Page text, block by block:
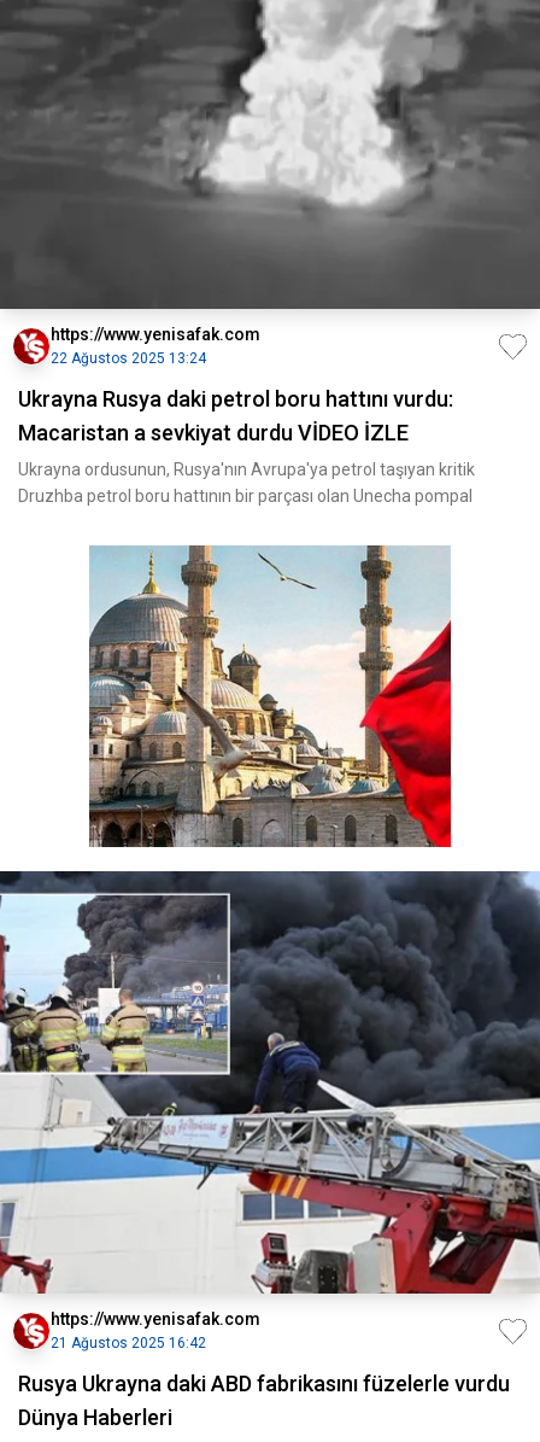
https://www.yenisafak.com
22 Ağustos 2025 13:24
Ukrayna Rusya daki petrol boru hattını vurdu:
Macaristan a sevkiyat durdu VİDEO İZLE
Ukrayna ordusunun, Rusya'nın Avrupa'ya petrol taşıyan kritik
Druzhba petrol boru hattının bir parçası olan Unecha pompal
https://www.yenisafak.com
21 Ağustos 2025 16:42
Rusya Ukrayna daki ABD fabrikasını füzelerle vurdu
Dünya Haberleri